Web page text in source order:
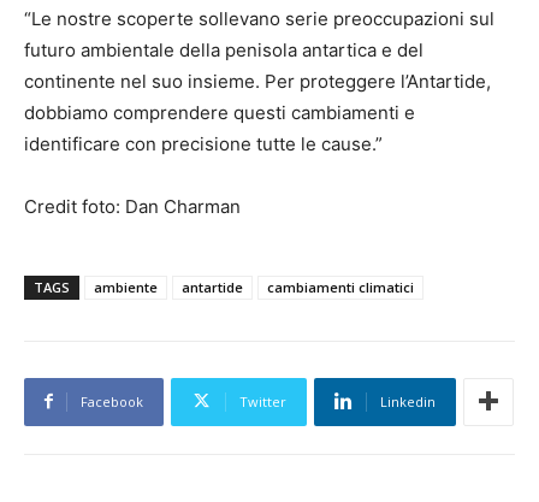
“Le nostre scoperte sollevano serie preoccupazioni sul
futuro ambientale della penisola antartica e del
continente nel suo insieme. Per proteggere l’Antartide,
dobbiamo comprendere questi cambiamenti e
identificare con precisione tutte le cause.”
Credit foto: Dan Charman
TAGS ambiente antartide cambiamenti climatici
Facebook Twitter Linkedin